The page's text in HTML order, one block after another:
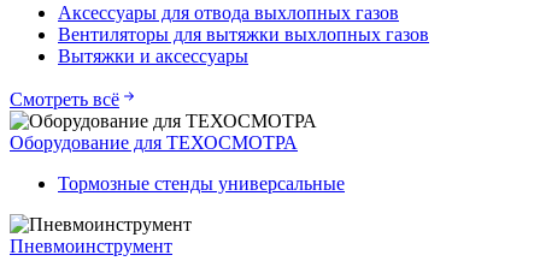
Аксессуары для отвода выхлопных газов
Вентиляторы для вытяжки выхлопных газов
Вытяжки и аксессуары
Смотреть всё
Оборудование для ТЕХОСМОТРА
Тормозные стенды универсальные
Пневмоинструмент